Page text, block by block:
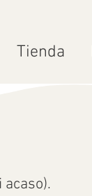
Tienda